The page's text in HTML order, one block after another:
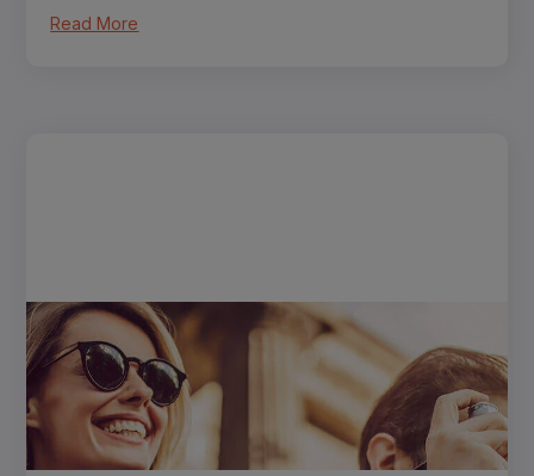
Read More